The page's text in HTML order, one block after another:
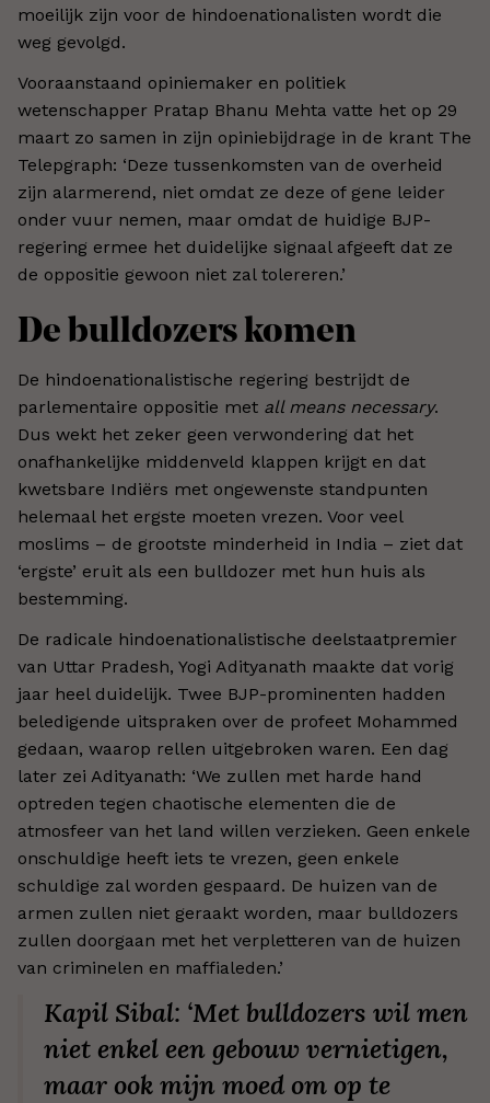
moeilijk zijn voor de hindoenationalisten wordt die
weg gevolgd.
Vooraanstaand opiniemaker en politiek
wetenschapper Pratap Bhanu Mehta vatte het op 29
maart zo samen in zijn opiniebijdrage in de krant The
Telepgraph: ‘Deze tussenkomsten van de overheid
zijn alarmerend, niet omdat ze deze of gene leider
onder vuur nemen, maar omdat de huidige BJP-
regering ermee het duidelijke signaal afgeeft dat ze
de oppositie gewoon niet zal tolereren.’
De bulldozers komen
De hindoenationalistische regering bestrijdt de
parlementaire oppositie met all means necessary.
Dus wekt het zeker geen verwondering dat het
onafhankelijke middenveld klappen krijgt en dat
kwetsbare Indiërs met ongewenste standpunten
helemaal het ergste moeten vrezen. Voor veel
moslims – de grootste minderheid in India – ziet dat
‘ergste’ eruit als een bulldozer met hun huis als
bestemming.
De radicale hindoenationalistische deelstaatpremier
van Uttar Pradesh, Yogi Adityanath maakte dat vorig
jaar heel duidelijk. Twee BJP-prominenten hadden
beledigende uitspraken over de profeet Mohammed
gedaan, waarop rellen uitgebroken waren. Een dag
later zei Adityanath: ‘We zullen met harde hand
optreden tegen chaotische elementen die de
atmosfeer van het land willen verzieken. Geen enkele
onschuldige heeft iets te vrezen, geen enkele
schuldige zal worden gespaard. De huizen van de
armen zullen niet geraakt worden, maar bulldozers
zullen doorgaan met het verpletteren van de huizen
van criminelen en maffialeden.’
Kapil Sibal: ‘Met bulldozers wil men
niet enkel een gebouw vernietigen,
maar ook mijn moed om op te